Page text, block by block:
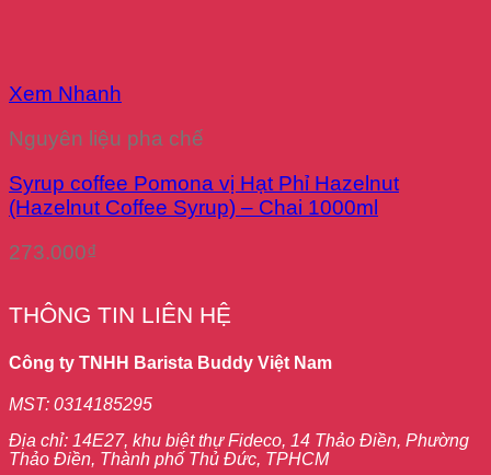
Xem Nhanh
Nguyên liệu pha chế
Syrup coffee Pomona vị Hạt Phỉ Hazelnut
(Hazelnut Coffee Syrup) – Chai 1000ml
273.000₫
THÔNG TIN LIÊN HỆ
Công ty TNHH Barista Buddy Việt Nam
MST: 0314185295
Địa chỉ: 14E27, khu biệt thự Fideco, 14 Thảo Điền, Phường
Thảo Điền, Thành phố Thủ Đức, TPHCM